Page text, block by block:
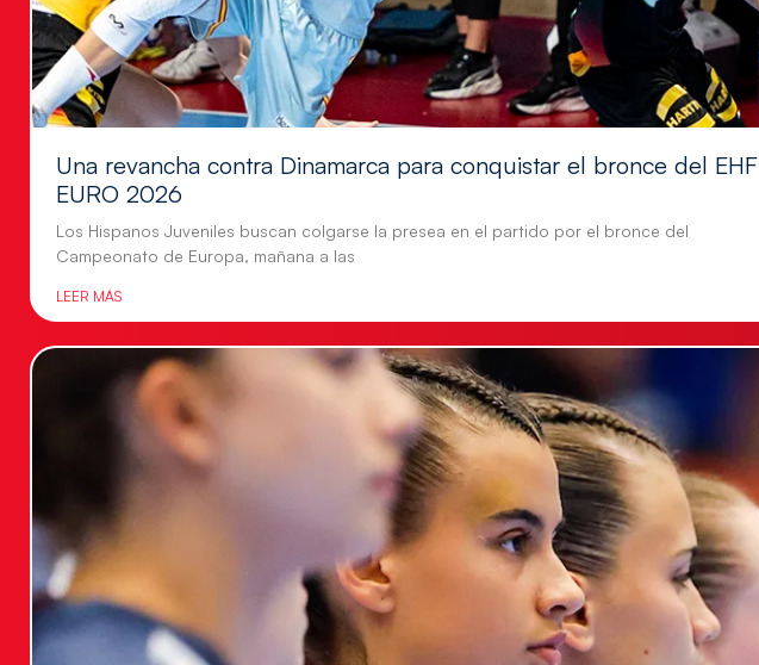
Una revancha contra Dinamarca para conquistar el bronce del EHF
EURO 2026
Los Hispanos Juveniles buscan colgarse la presea en el partido por el bronce del
Campeonato de Europa, mañana a las
LEER MÁS